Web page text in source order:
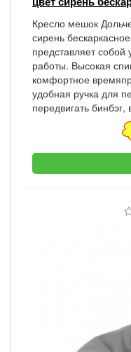
Кресло мешок
сирень
представляет
работы. Высокая
комфортное
удобная ручка для
передвигать бинбэг,